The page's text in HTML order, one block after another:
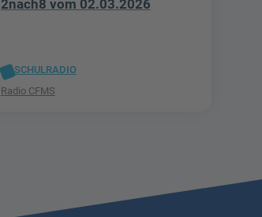
2nach8 vom 02.03.2026
SCHULRADIO
Radio CFMS